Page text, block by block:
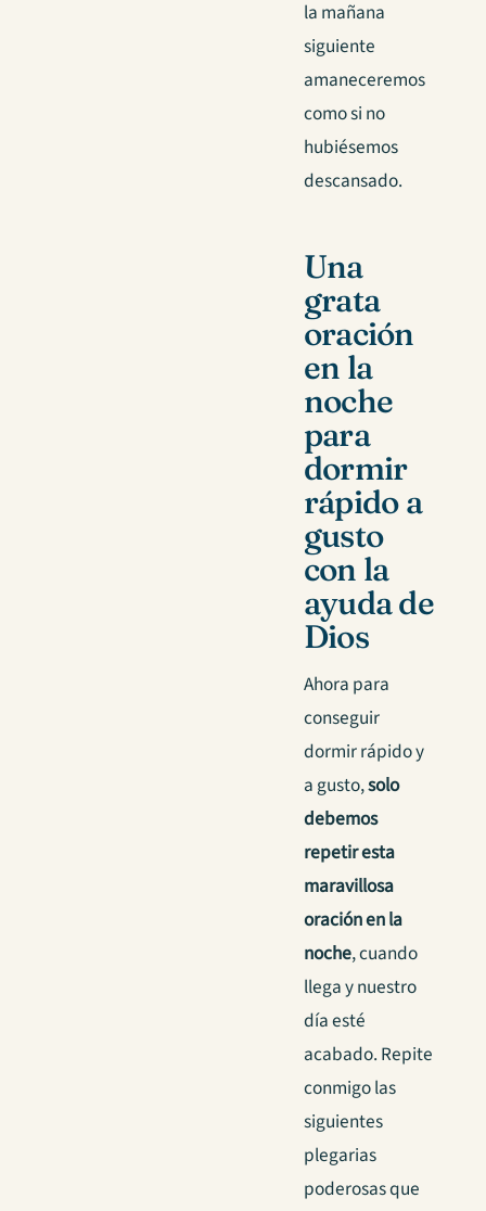
la mañana
siguiente
amaneceremos
como si no
hubiésemos
descansado.
Una
grata
oración
en la
noche
para
dormir
rápido a
gusto
con la
ayuda de
Dios
Ahora para
conseguir
dormir rápido y
a gusto,solo
debemos
repetir esta
maravillosa
oración en la
noche, cuando
llega y nuestro
día esté
acabado. Repite
conmigo las
siguientes
plegarias
poderosas que